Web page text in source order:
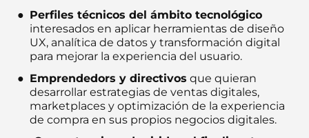
Perfiles técnicos del ámbito tecnológico
interesados en aplicar herramientas de diseño
UX, analítica de datos y transformación digital
para mejorar la experiencia del usuario.
Emprendedors y directivos que quieran
desarrollar estrategias de ventas digitales,
marketplaces y optimización de la experiencia
de compra en sus propios negocios digitales.